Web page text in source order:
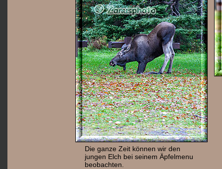
Die ganze Zeit können wir den
jungen Elch bei seinem Äpfelmenu
beobachten.